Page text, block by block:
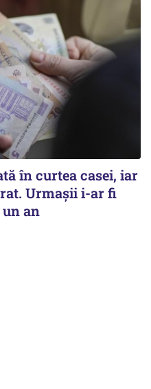
în curtea casei, iar
Urmașii i-ar fi
an